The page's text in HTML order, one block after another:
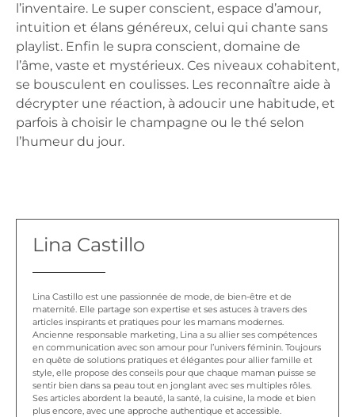
l’inventaire. Le super conscient, espace d’amour,
intuition et élans généreux, celui qui chante sans
playlist. Enfin le supra conscient, domaine de
l’âme, vaste et mystérieux. Ces niveaux cohabitent,
se bousculent en coulisses. Les reconnaître aide à
décrypter une réaction, à adoucir une habitude, et
parfois à choisir le champagne ou le thé selon
l’humeur du jour.
Lina Castillo
Lina Castillo est une passionnée de mode, de bien-être et de
maternité. Elle partage son expertise et ses astuces à travers des
articles inspirants et pratiques pour les mamans modernes.
Ancienne responsable marketing, Lina a su allier ses compétences
en communication avec son amour pour l’univers féminin. Toujours
en quête de solutions pratiques et élégantes pour allier famille et
style, elle propose des conseils pour que chaque maman puisse se
sentir bien dans sa peau tout en jonglant avec ses multiples rôles.
Ses articles abordent la beauté, la santé, la cuisine, la mode et bien
plus encore, avec une approche authentique et accessible.